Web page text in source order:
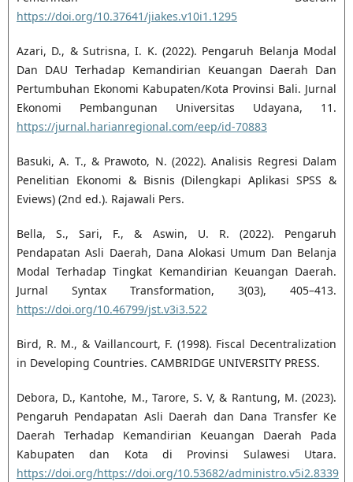
https://doi.org/10.37641/jiakes.v10i1.1295
Azari, D., & Sutrisna, I. K. (2022). Pengaruh Belanja Modal
Dan DAU Terhadap Kemandirian Keuangan Daerah Dan
Pertumbuhan Ekonomi Kabupaten/Kota Provinsi Bali. Jurnal
Ekonomi Pembangunan Universitas Udayana, 11.
https://jurnal.harianregional.com/eep/id-70883
Basuki, A. T., & Prawoto, N. (2022). Analisis Regresi Dalam
Penelitian Ekonomi & Bisnis (Dilengkapi Aplikasi SPSS &
Eviews) (2nd ed.). Rajawali Pers.
Bella, S., Sari, F., & Aswin, U. R. (2022). Pengaruh
Pendapatan Asli Daerah, Dana Alokasi Umum Dan Belanja
Modal Terhadap Tingkat Kemandirian Keuangan Daerah.
Jurnal Syntax Transformation, 3(03), 405–413.
https://doi.org/10.46799/jst.v3i3.522
Bird, R. M., & Vaillancourt, F. (1998). Fiscal Decentralization
in Developing Countries. CAMBRIDGE UNIVERSITY PRESS.
Debora, D., Kantohe, M., Tarore, S. V, & Rantung, M. (2023).
Pengaruh Pendapatan Asli Daerah dan Dana Transfer Ke
Daerah Terhadap Kemandirian Keuangan Daerah Pada
Kabupaten dan Kota di Provinsi Sulawesi Utara.
https://doi.org/https://doi.org/10.53682/administro.v5i2.8339